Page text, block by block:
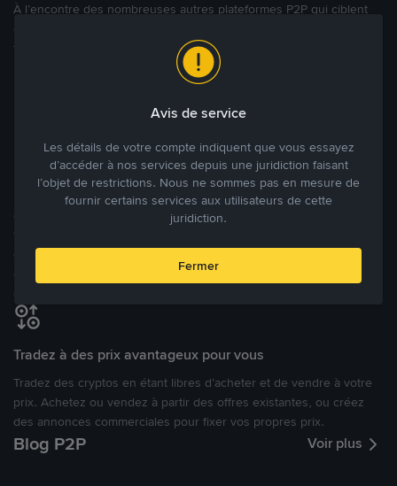
À l’encontre des nombreuses autres plateformes P2P qui ciblent
trading véritablement internationale grâce à plus de 70 monnaies
Bénéficiant de la confiance de millions d’utilisateurs dans le
monde, Binance P2P fournit une plateforme sécurisée pour la
réalisation de trades en cryptomonnaies dans plus de 800 modes
de paiement et plus de 100 monnaies fiat. Les utilisateurs peuvent
facilement acheter, vendre et trader des cryptomonnaies
directement avec d’autres utilisateurs, tout en définissant leurs prix
et leurs modes de paiement préférés sur une Marketplace de
Tradez à des prix avantageux pour vous
Tradez des cryptos en étant libres d’acheter et de vendre à votre
prix. Achetez ou vendez à partir des offres existantes, ou créez
des annonces commerciales pour fixer vos propres prix.
Blog P2P Voir plus
Avis de service
Les détails de votre compte indiquent que vous essayez
d’accéder à nos services depuis une juridiction faisant
l’objet de restrictions. Nous ne sommes pas en mesure de
fournir certains services aux utilisateurs de cette
juridiction.
Fermer